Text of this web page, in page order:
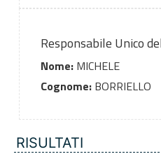
Responsabile Unico
Nome:MICHELE
Cognome:BORRIELLO
RISULTATI